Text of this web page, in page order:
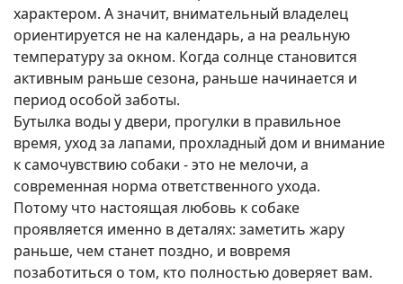
характером. А значит, внимательный владелец
ориентируется не на календарь, а на реальную
температуру за окном. Когда солнце становится
активным раньше сезона, раньше начинается и
период особой заботы.
Бутылка воды у двери, прогулки в правильное
время, уход за лапами, прохладный дом и внимание
к самочувствию собаки - это не мелочи, а
современная норма ответственного ухода.
Потому что настоящая любовь к собаке
проявляется именно в деталях: заметить жару
раньше, чем станет поздно, и вовремя
позаботиться о том, кто полностью доверяет вам.